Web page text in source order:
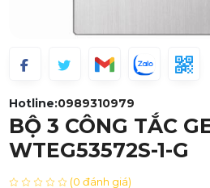
Hotline:0989310979
BỘ 3 CÔNG TẮC
WTEG53572S-1-G
(0 đánh giá)